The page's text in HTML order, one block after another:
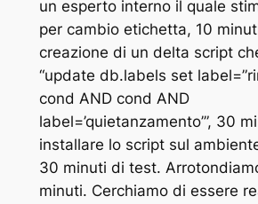
un esperto interno il quale
per cambio etichetta, 10
creazione di un delta script
“update db.labels set
cond AND cond AND
label=’quietanzamento’”, 30
installare lo script sul
30 minuti di test.
minuti. Cerchiamo di essere